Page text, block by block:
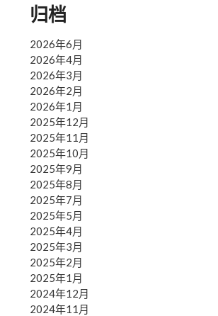
归档
2026年6月
2026年4月
2026年3月
2026年2月
2026年1月
2025年12月
2025年11月
2025年10月
2025年9月
2025年8月
2025年7月
2025年5月
2025年4月
2025年3月
2025年2月
2025年1月
2024年12月
2024年11月